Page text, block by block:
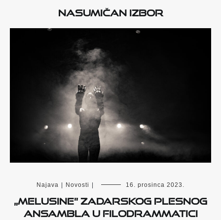
Nasumičan izbor
Najava Novosti 16. prosinca 2023.
„Melusine” Zadarskog plesnog
ansambla u Filodrammatici